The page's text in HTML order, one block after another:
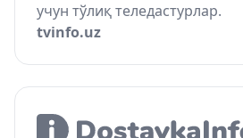
учун тўлиқ теледастурлар.
tvinfo.uz